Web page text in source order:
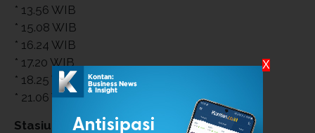
* 13.56 WIB
* 15.08 WIB
* 16.24 WIB
* 17.20 WIB
* 18.25 WIB
* 21.06 WIB
Stasiun Purwosari
X